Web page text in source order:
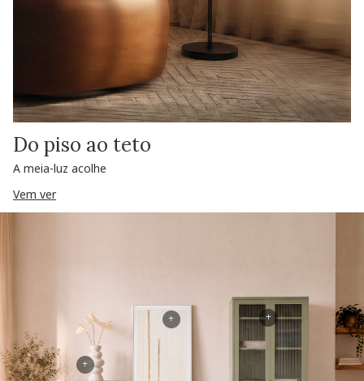
Do piso ao teto
A meia-luz acolhe
Vem ver
+
+
+